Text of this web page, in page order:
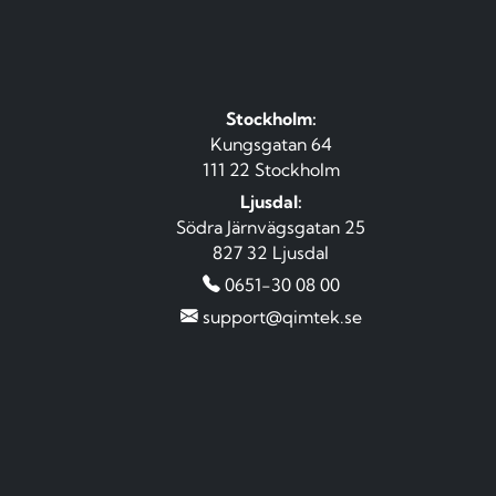
Stockholm:
Kungsgatan 64
111 22 Stockholm
Ljusdal:
Södra Järnvägsgatan 25
827 32 Ljusdal
0651-30 08 00
support@qimtek.se